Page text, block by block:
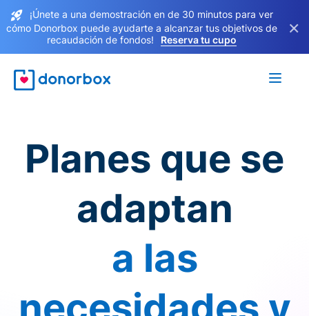
¡Únete a una demostración en de 30 minutos para ver
cómo Donorbox puede ayudarte a alcanzar tus objetivos de
recaudación de fondos!
Reserva tu cupo
×
Planes que se
adaptan
a las